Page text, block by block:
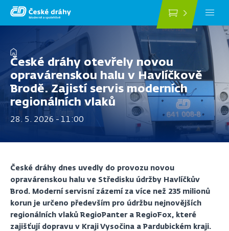
Přejít
Drobečková
navigace
České dráhy otevřely novou
opravárenskou halu v Havlíčkově
Brodě. Zajistí servis moderních
regionálních vlaků
28. 5. 2026 - 11:00
České dráhy dnes uvedly do provozu novou
opravárenskou halu ve Středisku údržby Havlíčkův
Brod. Moderní servisní zázemí za více než 235 milionů
korun je určeno především pro údržbu nejnovějších
regionálních vlaků RegioPanter a RegioFox, které
zajišťují dopravu v Kraji Vysočina a Pardubickém kraji.